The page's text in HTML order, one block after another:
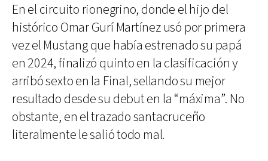
En el circuito rionegrino, donde el hijo del
histórico Omar Gurí Martínez usó por primera
vez el Mustang que había estrenado su papá
en 2024, finalizó quinto en la clasificación y
arribó sexto en la Final, sellando su mejor
resultado desde su debut en la “máxima”. No
obstante, en el trazado santacruceño
literalmente le salió todo mal.